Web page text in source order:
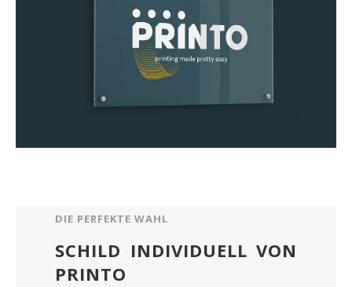
DIE PERFEKTE WAHL
SCHILD INDIVIDUELL VON
PRINTO